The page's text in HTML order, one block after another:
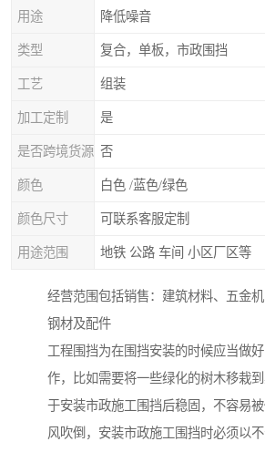
用途 降低噪音
类型 复合，单板，市政围挡
工艺 组装
加工定制 是
是否跨境货源 否
颜色 白色 /蓝色/绿色
颜色尺寸 可联系客服定制
用途范围 地铁 公路 车间 小区厂区等
经营范围包括销售：建筑材料、五金机
钢材及配件
工程围挡为在围挡安装的时候应当做
作，比如需要将一些绿化的树木移栽
于安装市政施工围挡后稳固，不容易
风吹倒，安装市政施工围挡时必须以